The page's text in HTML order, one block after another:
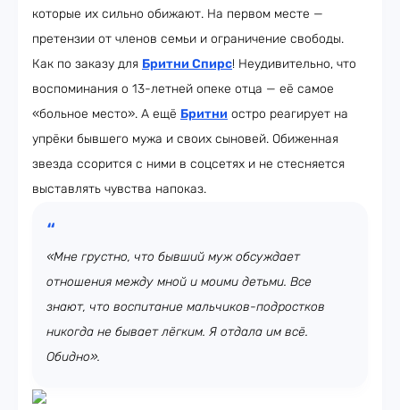
которые их сильно обижают. На первом месте —
претензии от членов семьи и ограничение свободы.
Как по заказу для Бритни Спирс! Неудивительно, что
воспоминания о 13-летней опеке отца — её самое
«больное место». А ещё Бритни остро реагирует на
упрёки бывшего мужа и своих сыновей. Обиженная
звезда ссорится с ними в соцсетях и не стесняется
выставлять чувства напоказ.
«Мне грустно, что бывший муж обсуждает
отношения между мной и моими детьми. Все
знают, что воспитание мальчиков-подростков
никогда не бывает лёгким. Я отдала им всё.
Обидно».